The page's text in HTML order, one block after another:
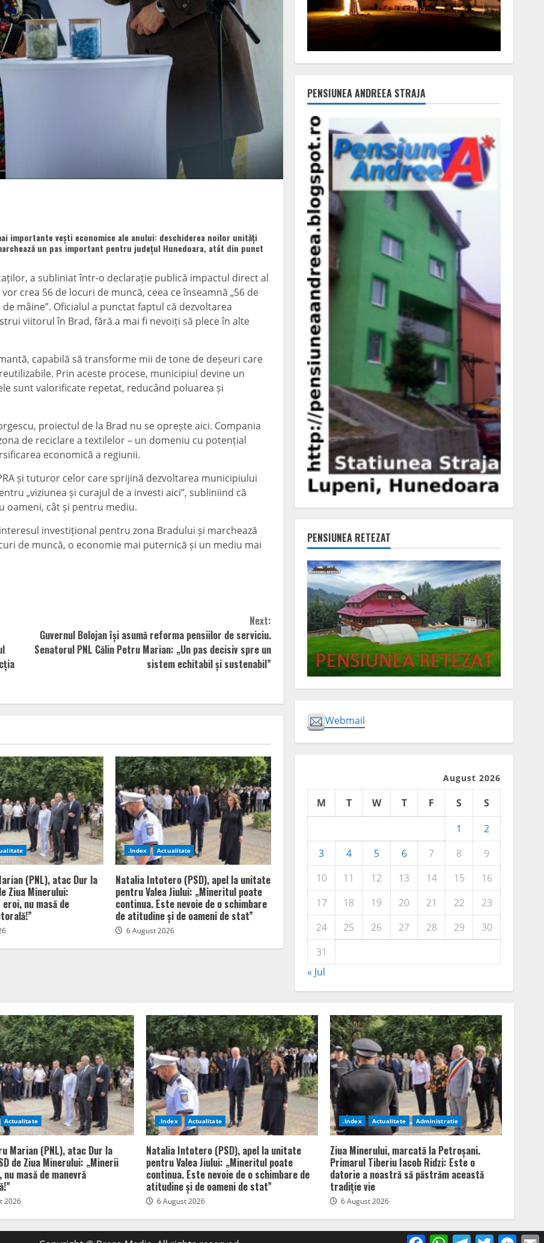
importante vești economice ale anului: deschiderea noilor unități
un pas important pentru județul Hunedoara, atât din punct
a subliniat într-o declarație publică impactul direct al
crea 56 de locuri de muncă, ceea ce înseamnă „56 de
mâine”. Oficialul a punctat faptul că dezvoltarea
viitorul în Brad, fără a mai fi nevoiți să plece în alte
capabilă să transforme mii de tone de deșeuri care
Prin aceste procese, municipiul devine un
sunt valorificate repetat, reducând poluarea și
proiectul de la Brad nu se oprește aici. Compania
de reciclare a textilelor – un domeniu cu potențial
economică a regiunii.
și tuturor celor care sprijină dezvoltarea municipiului
„viziunea și curajul de a investi aici”, subliniind că
oameni, cât și pentru mediu.
investițional pentru zona Bradului și marchează
de muncă, o economie mai puternică și un mediu mai
Next:
Guvernul Bolojan își asumă reforma pensiilor de serviciu.
Senatorul PNL Călin Petru Marian: „Un pas decisiv spre un
sistem echitabil și sustenabil”
(PNL), atac Dur la
Ziua Minerului:
nu masă de
.Index Actualitate
Natalia Intotero (PSD), apel la unitate
pentru Valea Jiului: „Mineritul poate
continua. Este nevoie de o schimbare
de atitudine și de oameni de stat”
6 August 2026
PENSIUNEA ANDREEA STRAJA
PENSIUNEA RETEZAT
Webmail
August 2026
M T W T F S
S
1
2
3
4 5 6 7 8
9
10
11 12 13 14 15
16
17
18 19 20 21 22
23
24
25 26 27 28 29
30
31
« Jul
Actualitate
Marian (PNL), atac Dur la
de Ziua Minerului: „Minerii
masă de manevră
2026
.Index Actualitate
Natalia Intotero (PSD), apel la unitate
pentru Valea Jiului: „Mineritul poate
continua. Este nevoie de o schimbare de
atitudine și de oameni de stat”
6 August 2026
.Index Actualitate Administratie
Ziua Minerului, marcată la Petroșani.
Primarul Tiberiu Iacob Ridzi: Este o
datorie a noastră să păstrăm această
tradiție vie
6 August 2026
FacebookWhatsAppTelegram
Twitter